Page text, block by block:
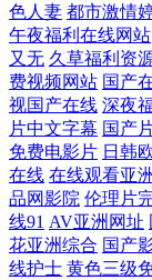
欧美大片免费观看
污污在线视频 97超
产费视频在线观看
狼人综合成干网 无
品国产尤物 国产
色人妻 都市激情
午夜福利在线网站
又无 久草福利资
费视频网站 国产
视国产在线 深夜
片中文字幕 国产
免费电影片 日韩
在线 在线观看亚
品网影院 伦理片
线91 AV亚洲网址
花亚洲综合 国产
线护士 黄色三级